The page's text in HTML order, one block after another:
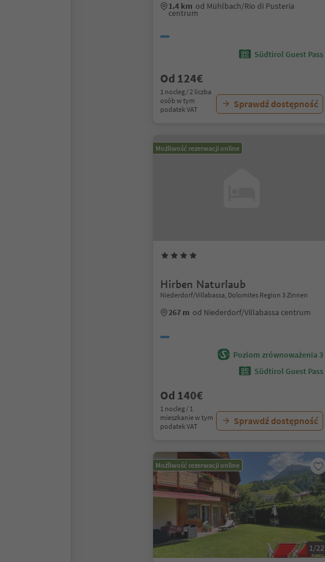
1.4 km od Mühlbach/Rio di Pusteria
centrum
Südtirol Guest Pass
Od 124€
1 nocleg / 2 liczba
osób w tym
podatek VAT
Sprawdź dostępność
Możliwość rezerwacji online
Hirben Naturlaub
Niederdorf/Villabassa, Dolomites Region 3 Zinnen
267 m od Niederdorf/Villabassa centrum
Poziom zrównoważenia 3
Südtirol Guest Pass
Od 140€
1 nocleg / 1
mieszkanie w tym
podatek VAT
Sprawdź dostępność
Możliwość rezerwacji online
1/22